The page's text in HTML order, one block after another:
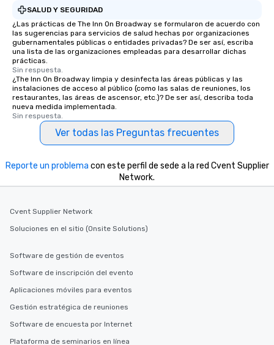
SALUD Y SEGURIDAD
¿Las prácticas de The Inn On Broadway se formularon de acuerdo con
las sugerencias para servicios de salud hechas por organizaciones
gubernamentales públicas o entidades privadas? De ser así, escriba
una lista de las organizaciones empleadas para desarrollar dichas
prácticas.
Sin respuesta.
¿The Inn On Broadway limpia y desinfecta las áreas públicas y las
instalaciones de acceso al público (como las salas de reuniones, los
restaurantes, las áreas de ascensor, etc.)? De ser así, describa toda
nueva medida implementada.
Sin respuesta.
Ver todas las Preguntas frecuentes
Reporte un problema con este perfil de sede a la red Cvent Supplier
Network.
Cvent Supplier Network
Soluciones en el sitio (Onsite Solutions)
Software de gestión de eventos
Software de inscripción del evento
Aplicaciones móviles para eventos
Gestión estratégica de reuniones
Software de encuesta por Internet
Plataforma de seminarios en línea